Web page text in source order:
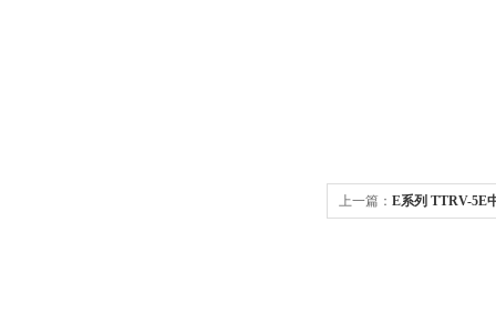
上一篇： E系列 TTRV-5E